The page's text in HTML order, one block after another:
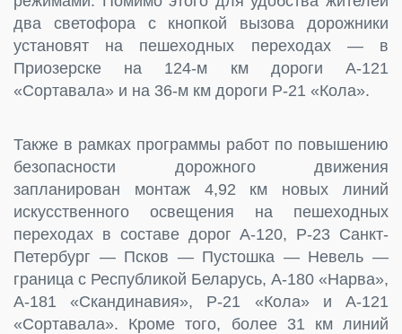
два светофора с кнопкой вызова дорожники
установят на пешеходных переходах — в
Приозерске на 124-м км дороги А-121
«Сортавала» и на 36-м км дороги Р-21 «Кола».
Также в рамках программы работ по повышению
безопасности дорожного движения
запланирован монтаж 4,92 км новых линий
искусственного освещения на пешеходных
переходах в составе дорог А-120, Р-23 Санкт-
Петербург — Псков — Пустошка — Невель —
граница с Республикой Беларусь, А-180 «Нарва»,
А-181 «Скандинавия», Р-21 «Кола» и А-121
«Сортавала». Кроме того, более 31 км линий